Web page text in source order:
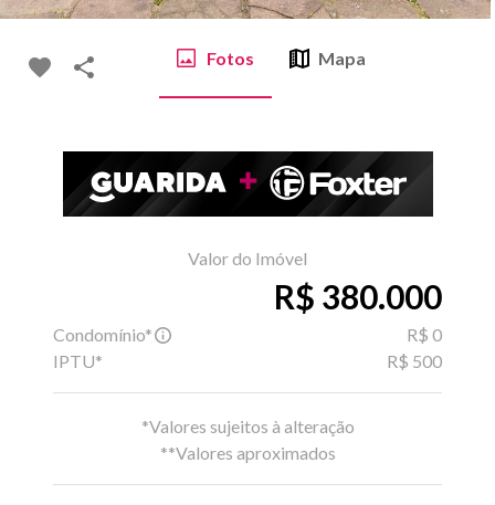
Fotos Mapa
Valor do Imóvel
R$ 380.000
Condomínio*
R$ 0
IPTU*
R$ 500
*Valores sujeitos à alteração
**Valores aproximados